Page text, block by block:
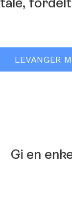
LEVANGER
Gi en